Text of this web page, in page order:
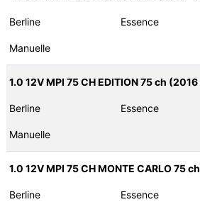
Berline Essence
Manuelle
1.0 12V MPI 75 CH EDITION 75 ch
Berline Essence
Manuelle
1.0 12V MPI 75 CH MONTE CARLO 75
Berline Essence